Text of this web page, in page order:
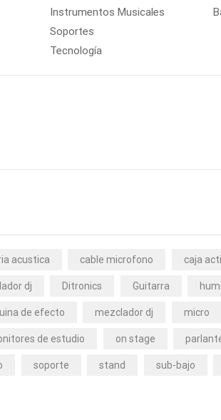
Instrumentos Musicales
Soportes
Tecnología
acustica cable microfono caja
dj Ditronics Guitarra
de efecto mezclador dj micro
de estudio on stage
soporte stand sub-bajo